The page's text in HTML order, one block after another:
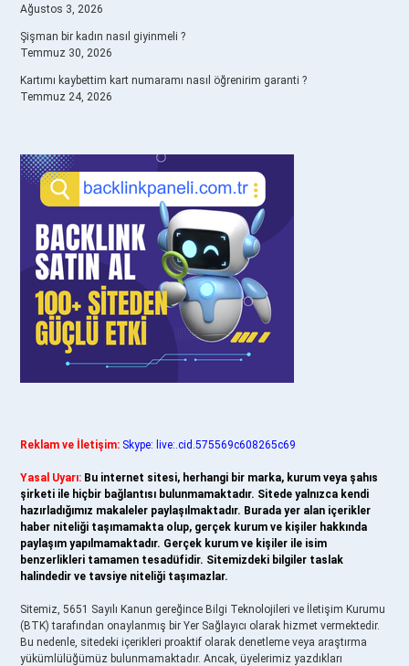
Ağustos 3, 2026
Şişman bir kadın nasıl giyinmeli ?
Temmuz 30, 2026
Kartımı kaybettim kart numaramı nasıl öğrenirim garanti ?
Temmuz 24, 2026
Reklam ve İletişim: Skype: live:.cid.575569c608265c69
Yasal Uyarı: Bu internet sitesi, herhangi bir marka, kurum veya şahıs
şirketi ile hiçbir bağlantısı bulunmamaktadır. Sitede yalnızca kendi
hazırladığımız makaleler paylaşılmaktadır. Burada yer alan içerikler
haber niteliği taşımamakta olup, gerçek kurum ve kişiler hakkında
paylaşım yapılmamaktadır. Gerçek kurum ve kişiler ile isim
benzerlikleri tamamen tesadüfidir. Sitemizdeki bilgiler taslak
halindedir ve tavsiye niteliği taşımazlar.
Sitemiz, 5651 Sayılı Kanun gereğince Bilgi Teknolojileri ve İletişim Kurumu
(BTK) tarafından onaylanmış bir Yer Sağlayıcı olarak hizmet vermektedir.
Bu nedenle, sitedeki içerikleri proaktif olarak denetleme veya araştırma
yükümlülüğümüz bulunmamaktadır. Ancak, üyelerimiz yazdıkları